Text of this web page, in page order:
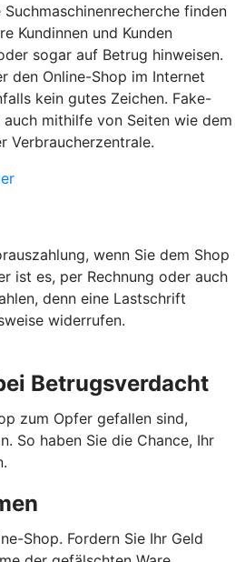
finden
Kundinnen und Kunden
sogar auf Betrug hinweisen.
den Online-Shop im Internet
kein gutes Zeichen. Fake-
auch mithilfe von Seiten wie dem
Verbraucherzentrale.
wenn Sie dem Shop
ist es, per Rechnung oder auch
denn eine Lastschrift
widerrufen.
Betrugsverdacht
zum Opfer gefallen sind,
So haben Sie die Chance, Ihr
Shop. Fordern Sie Ihr Geld